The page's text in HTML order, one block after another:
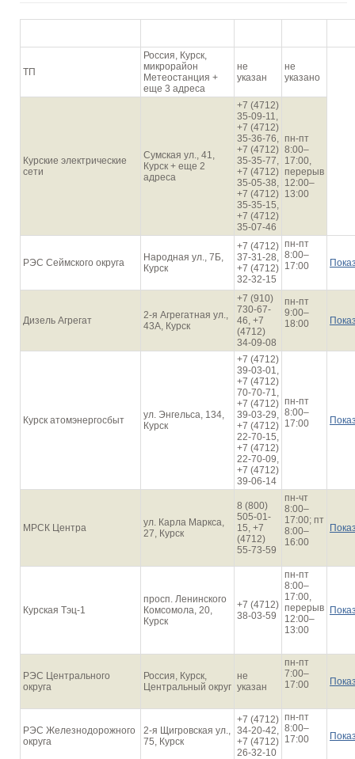
ТП
Россия, Курск,
микрорайон
Метеостанция +
еще 3 адреса
не
указан
не
указано
Курские электрические
сети
Сумская ул., 41,
Курск + еще 2
адреса
+7 (4712)
35-09-11,
+7 (4712)
35-36-76,
+7 (4712)
35-35-77,
+7 (4712)
35-05-38,
+7 (4712)
35-35-15,
+7 (4712)
35-07-46
пн-пт
8:00–
17:00,
перерыв
12:00–
13:00
РЭС Сеймского округа
Народная ул., 7Б,
Курск
+7 (4712)
37-31-28,
+7 (4712)
32-32-15
пн-пт
8:00–
17:00
Дизель Агрегат
2-я Агрегатная ул.,
43А, Курск
+7 (910)
730-67-
46, +7
(4712)
34-09-08
пн-пт
9:00–
18:00
Курск атомэнергосбыт
ул. Энгельса, 134,
Курск
+7 (4712)
39-03-01,
+7 (4712)
70-70-71,
+7 (4712)
39-03-29,
+7 (4712)
22-70-15,
+7 (4712)
22-70-09,
+7 (4712)
39-06-14
пн-пт
8:00–
17:00
МРСК Центра
ул. Карла Маркса,
27, Курск
8 (800)
505-01-
15, +7
(4712)
55-73-59
пн-чт
8:00–
17:00; пт
8:00–
16:00
Курская Тэц-1
просп. Ленинского
Комсомола, 20,
Курск
+7 (4712)
38-03-59
пн-пт
8:00–
17:00,
перерыв
12:00–
13:00
РЭС Центрального
округа
Россия, Курск,
Центральный округ
не
указан
пн-пт
7:00–
17:00
РЭС Железнодорожного
округа
2-я Щигровская ул.,
75, Курск
+7 (4712)
34-20-42,
+7 (4712)
26-32-10
пн-пт
8:00–
17:00